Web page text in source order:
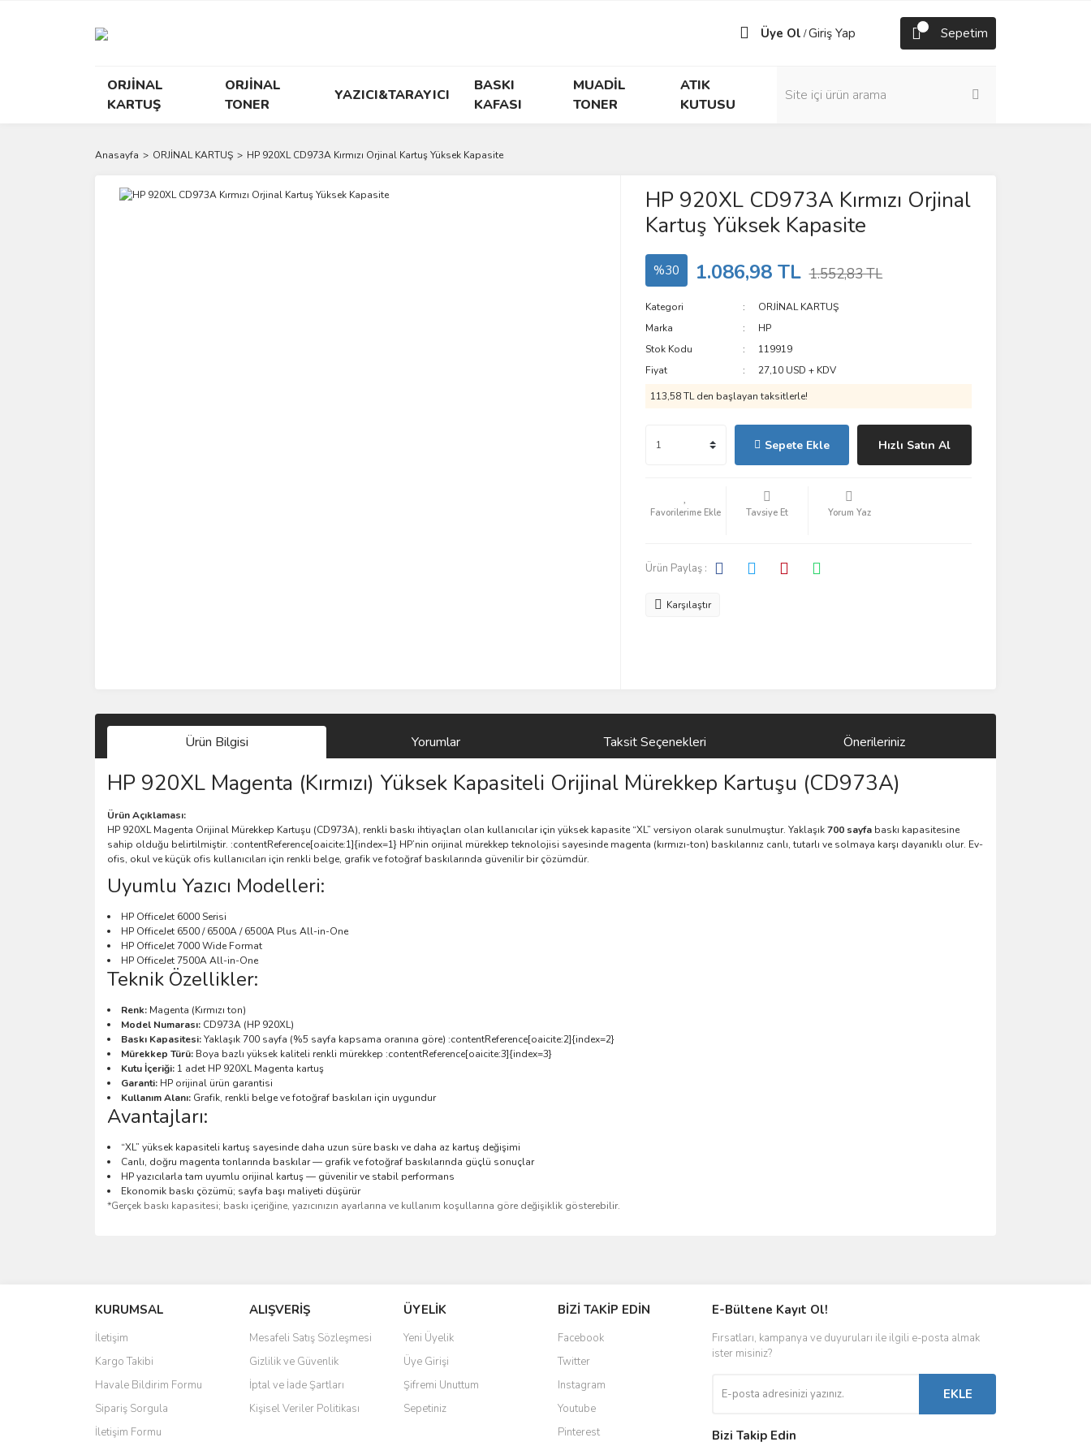
Üye Ol /Giriş Yap Sepetim
ORJİNAL
KARTUŞ
ORJİNAL
TONER
YAZICI&TARAYICI
BASKI
KAFASI
MUADİL
TONER
ATIK
KUTUSU
Anasayfa ORJİNAL KARTUŞ HP 920XL CD973A Kırmızı Orjinal Kartuş Yüksek Kapasite
HP 920XL CD973A Kırmızı Orjinal
Kartuş Yüksek Kapasite
%30 1.086,98 TL 1.552,83 TL
Kategori
ORJİNAL KARTUŞ
Marka
HP
Stok Kodu
119919
Fiyat
27,10 USD + KDV
113,58 TL den başlayan taksitlerle!
Sepete Ekle Hızlı Satın Al
Tavsiye Et Yorum Yaz
Ürün Paylaş :
Karşılaştır
Ürün Bilgisi Yorumlar Taksit Seçenekleri Önerileriniz
HP 920XL Magenta (Kırmızı) Yüksek Kapasiteli Orijinal Mürekkep Kartuşu (CD973A)
Ürün Açıklaması:
HP 920XL Magenta Orijinal Mürekkep Kartuşu (CD973A), renkli baskı ihtiyaçları olan kullanıcılar için yüksek kapasite “XL” versiyon olarak sunulmuştur. Yaklaşık700 sayfa baskı kapasitesine
sahip olduğu belirtilmiştir. :contentReference[oaicite:1]{index=1} HP’nin orijinal mürekkep teknolojisi sayesinde magenta (kırmızı-ton) baskılarınız canlı, tutarlı ve solmaya karşı dayanıklı olur. Ev-
ofis, okul ve küçük ofis kullanıcıları için renkli belge, grafik ve fotoğraf baskılarında güvenilir bir çözümdür.
Uyumlu Yazıcı Modelleri:
HP OfficeJet 6000 Serisi
HP OfficeJet 6500 / 6500A / 6500A Plus All-in-One
HP OfficeJet 7000 Wide Format
HP OfficeJet 7500A All-in-One
Teknik Özellikler:
Renk: Magenta (Kırmızı ton)
Model Numarası: CD973A (HP 920XL)
Baskı Kapasitesi:Yaklaşık 700 sayfa (%5 sayfa kapsama oranına göre) :contentReference[oaicite:2]{index=2}
Mürekkep Türü: Boya bazlı yüksek kaliteli renkli mürekkep :contentReference[oaicite:3]{index=3}
Kutu İçeriği: 1 adet HP 920XL Magenta kartuş
Garanti: HP orijinal ürün garantisi
Kullanım Alanı: Grafik, renkli belge ve fotoğraf baskıları için uygundur
Avantajları:
“XL” yüksek kapasiteli kartuş sayesinde daha uzun süre baskı ve daha az kartuş değişimi
Canlı, doğru magenta tonlarında baskılar — grafik ve fotoğraf baskılarında güçlü sonuçlar
HP yazıcılarla tam uyumlu orijinal kartuş — güvenilir ve stabil performans
Ekonomik baskı çözümü; sayfa başı maliyeti düşürür
*Gerçek baskı kapasitesi; baskı içeriğine, yazıcınızın ayarlarına ve kullanım koşullarına göre değişiklik gösterebilir.
Ürün resmi kalitesiz, bozuk veya görüntülenemiyor.
Ürün açıklamasında eksik bilgiler bulunuyor.
Ürün bilgilerinde hatalar bulunuyor.
Ürün fiyatı diğer sitelerden daha pahalı.
Bu ürüne benzer farklı alternatifler olmalı.
KURUMSAL
İletişim
Kargo Takibi
Havale Bildirim Formu
Sipariş Sorgula
İletişim Formu
ALIŞVERİŞ
Mesafeli Satış Sözleşmesi
Gizlilik ve Güvenlik
İptal ve İade Şartları
Kişisel Veriler Politikası
ÜYELİK
Yeni Üyelik
Üye Girişi
Şifremi Unuttum
Sepetiniz
BİZİ TAKİP EDİN
Facebook
Twitter
Instagram
Youtube
Pinterest
E-Bültene Kayıt Ol!
Fırsatları, kampanya ve duyuruları ile ilgili e-posta almak
ister misiniz?
EKLE
Bizi Takip Edin